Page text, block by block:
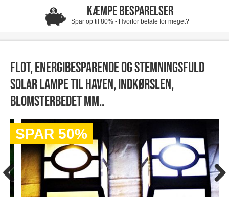
KÆMPE BESPARELSER
Spar op til 80% - Hvorfor betale for meget?
Flot, energibesparende og stemningsfuld
Solar lampe til haven, indkørslen,
blomsterbedet mm..
SPAR 50%